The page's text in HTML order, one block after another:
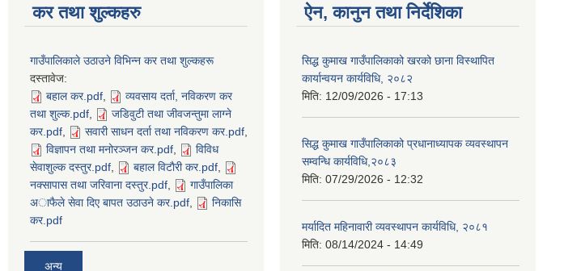
कर तथा शुल्कहरु
गाउँपालिकाले उठाउने विभिन्न कर तथा शुल्कहरू
दस्तावेज:
बहाल कर.pdf
व्यवसाय दर्ता, नविकरण कर
तथा शुल्क.pdf
जडिवुटी तथा जीवजन्तुमा लाग्ने
कर.pdf
सवारी साधन दर्ता तथा नविकरण कर.pdf
विज्ञापन तथा मनोरञ्जन कर.pdf
विविध
सेवाशुल्क दस्तुर.pdf
बहाल विटाैरी कर.pdf
नक्सापास तथा जरिवाना दस्तुर.pdf
गाउँपालिका
अाफैले सेवा दिए बापत उठाउने कर.pdf
निकासि
कर.pdf
अन्य
ऐन, कानुन तथा निर्देशिका
सिद्ध कुमाख गाउँपालिकाको खरको छाना विस्थापित
कार्यान्वयन कार्यविधि, २०८२
मिति: 12/09/2026 - 17:13
सिद्ध कुमाख गाउँपालिकाको प्रधानाध्यापक व्यवस्थापन
सम्वन्धि कार्यविधि,२०८३
मिति: 07/29/2026 - 12:32
मर्यादित महिनावारी व्यवस्थापन कार्यविधि, २०८१
मिति: 08/14/2024 - 14:49